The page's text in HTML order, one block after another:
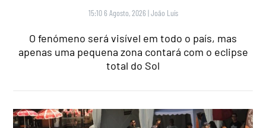
15:10 6 Agosto, 2026 |João Luís
O fenómeno será visível em todo o país, mas
apenas uma pequena zona contará com o eclipse
total do Sol